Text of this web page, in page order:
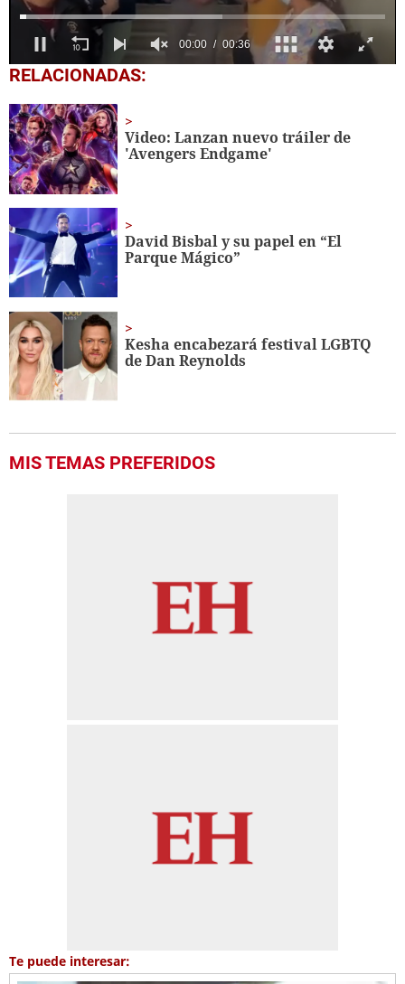
0
seconds
36
seconds
RELACIONADAS:
Video: Lanzan nuevo tráiler de
'Avengers Endgame'
David Bisbal y su papel en “El
Parque Mágico”
Kesha encabezará festival LGBTQ
de Dan Reynolds
MIS TEMAS PREFERIDOS
Te puede interesar: